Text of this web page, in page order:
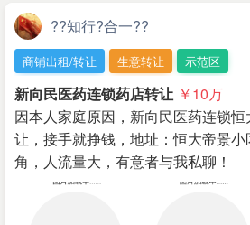
??知行?合一??
商铺出租/转让 生意转让 示范区
新向民医药连锁药店转让 ￥10万
因本人家庭原因，新向民医药连锁
让，接手就挣钱，地址：恒大帝景
角，人流量大，有意者与我私聊！